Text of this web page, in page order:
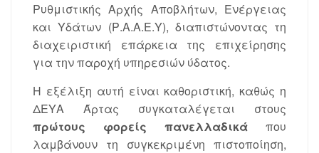
Ρυθμιστικής Αρχής Αποβλήτων, Ενέργειας
και Υδάτων (Ρ.Α.Α.Ε.Υ), διαπιστώνοντας τη
διαχειριστική επάρκεια της επιχείρησης
για την παροχή υπηρεσιών ύδατος.
Η εξέλιξη αυτή είναι καθοριστική, καθώς η
ΔΕΥΑ Άρτας συγκαταλέγεται στους
πρώτους φορείς πανελλαδικά που
λαμβάνουν τη συγκεκριμένη πιστοποίηση,